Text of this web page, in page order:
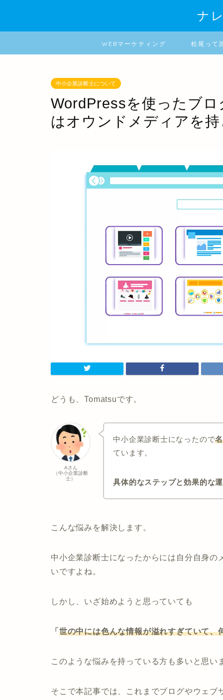
ナ
WEBマーケティング 松尾って
中小企業診断士について
WordPressを使ったブ
はオウンドメディアを
どうも、Tomatsuです。
Aさん
（中小企業診断
士）
中小企業診断士になったので
ています。
具体的なステップと効果的な
こんな悩みを解決します。
中小企業診断士になったからには自分自身
いですよね。
しかし、いざ始めようと思っていても
「 世の中には色んな情報が溢れすぎていて
このような悩みを持っている方も多いと思い
そこで本記事では、これまでブログやウェ